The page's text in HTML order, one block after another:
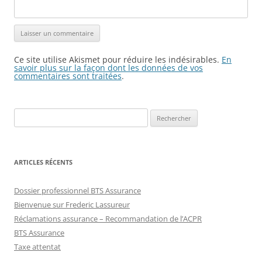
Ce site utilise Akismet pour réduire les indésirables. En
savoir plus sur la façon dont les données de vos
commentaires sont traitées.
ARTICLES RÉCENTS
Dossier professionnel BTS Assurance
Bienvenue sur Frederic Lassureur
Réclamations assurance – Recommandation de l’ACPR
BTS Assurance
Taxe attentat